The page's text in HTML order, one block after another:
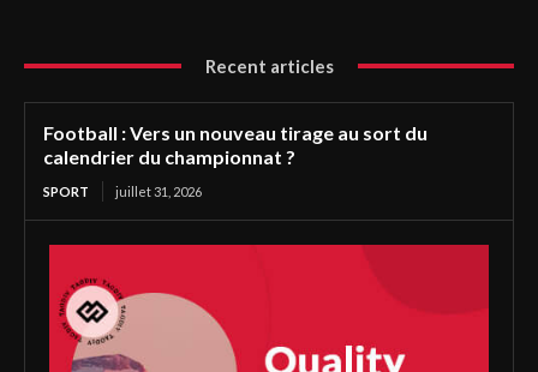
Recent articles
Football : Vers un nouveau tirage au sort du
calendrier du championnat ?
SPORT juillet 31, 2026